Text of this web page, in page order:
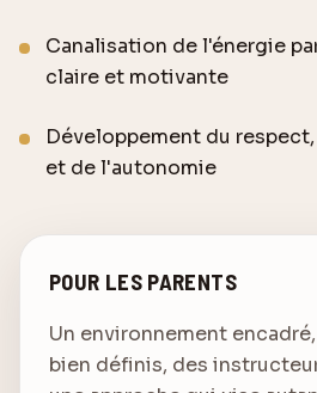
Canalisation de l'énergie
claire et motivante
Développement du
et de l'autonomie
POUR LES PARENTS
Un environnement
bien définis, des